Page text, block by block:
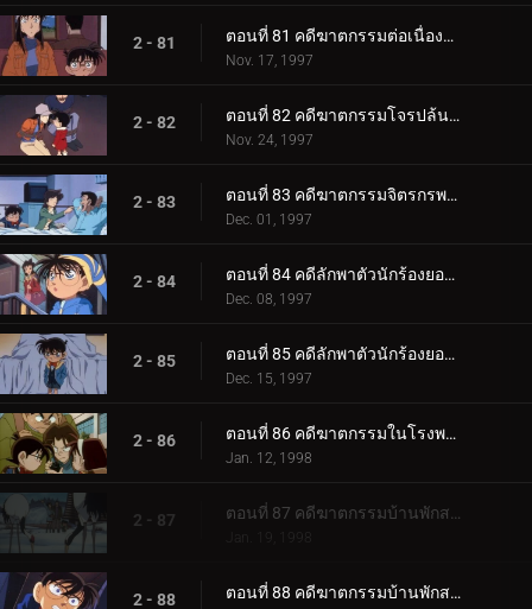
2 - 81 ตอนที่ 81 คดีฆาตกรรมต่อเนื่องในบ้านเศรษฐี (ตอนจบ)
Nov. 17, 1997
2 - 82 ตอนที่ 82 คดีฆาตกรรมโจรปล้นธนาคาร
Nov. 24, 1997
2 - 83 ตอนที่ 83 คดีฆาตกรรมจิตรกรพเนจร
Dec. 01, 1997
2 - 84 ตอนที่ 84 คดีลักพาตัวนักร้องยอดนิยม (ตอนแรก)
Dec. 08, 1997
2 - 85 ตอนที่ 85 คดีลักพาตัวนักร้องยอดนิยม (ตอนจบ)
Dec. 15, 1997
2 - 86 ตอนที่ 86 คดีฆาตกรรมในโรงพยาบาล
Jan. 12, 1998
2 - 87 ตอนที่ 87 คดีฆาตกรรมบ้านพักสกี (ตอนแรก)
Jan. 19, 1998
2 - 88 ตอนที่ 88 คดีฆาตกรรมบ้านพักสกี (ตอนจบ)